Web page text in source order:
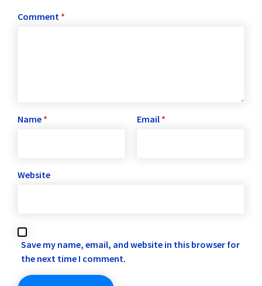
Comment *
Name * Email *
Website
Save my name, email, and website in this browser for
the next time I comment.